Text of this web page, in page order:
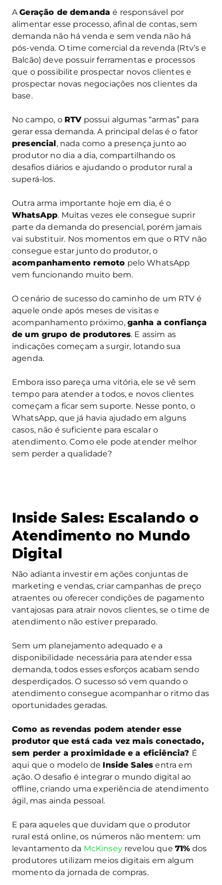
AGeração de demandaé responsável por
alimentar esse processo, afinal de contas, sem
demanda não há venda e sem venda não há
pós-venda. O time comercial da revenda (Rtv’s e
Balcão) deve possuir ferramentas e processos
que o possibilite prospectar novos clientes e
prospectar novas negociações nos clientes da
base.
No campo, o RTVpossui algumas “armas” para
gerar essa demanda. A principal delas é o fator
presencial, nada como a presença junto ao
produtor no dia a dia, compartilhando os
desafios diários e ajudando o produtor rural a
superá-los.
Outra arma importante hoje em dia, é o
WhatsApp. Muitas vezes ele consegue suprir
parte da demanda do presencial, porém jamais
vai substituir. Nos momentos em que o RTV não
consegue estar junto do produtor, o
acompanhamento remoto pelo WhatsApp
vem funcionando muito bem.
O cenário de sucesso do caminho de um RTV é
aquele onde após meses de visitas e
acompanhamento próximo, ganha a confiança
de um grupo de produtores. E assim as
indicações começam a surgir, lotando sua
agenda.
Embora isso pareça uma vitória, ele se vê sem
tempo para atender a todos, e novos clientes
começam a ficar sem suporte. Nesse ponto, o
WhatsApp, que já havia ajudado em alguns
casos, não é suficiente para escalar o
atendimento. Como ele pode atender melhor
sem perder a qualidade?
Inside Sales: Escalando o
Atendimento no Mundo
Digital
Não adianta investir em ações conjuntas de
marketing e vendas, criar campanhas de preço
atraentes ou oferecer condições de pagamento
vantajosas para atrair novos clientes, se o time de
atendimento não estiver preparado.
Sem um planejamento adequado e a
disponibilidade necessária para atender essa
demanda, todos esses esforços acabam sendo
desperdiçados. O sucesso só vem quando o
atendimento consegue acompanhar o ritmo das
oportunidades geradas.
Como as revendas podem atender esse
produtor que está cada vez mais conectado,
sem perder a proximidade e a eficiência? É
aqui que o modelo de Inside Sales entra em
ação. O desafio é integrar o mundo digital ao
offline, criando uma experiência de atendimento
ágil, mas ainda pessoal.
E para aqueles que duvidam que o produtor
rural está online, os números não mentem: um
levantamento da McKinseyrevelou que 71% dos
produtores utilizam meios digitais em algum
momento da jornada de compras.